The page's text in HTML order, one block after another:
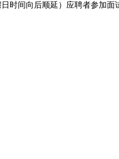
时间向后顺延）应聘者参加面